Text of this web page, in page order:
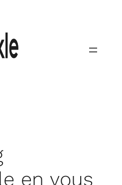
en vous